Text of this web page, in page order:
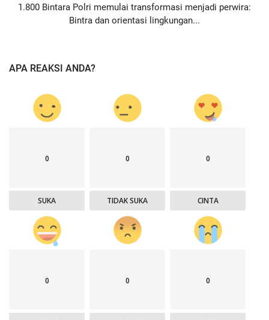
1.800 Bintara Polri memulai transformasi menjadi perwira:
Bintra dan orientasi lingkungan...
APA REAKSI ANDA?
0
SUKA
0
TIDAK SUKA
0
CINTA
0 0 0